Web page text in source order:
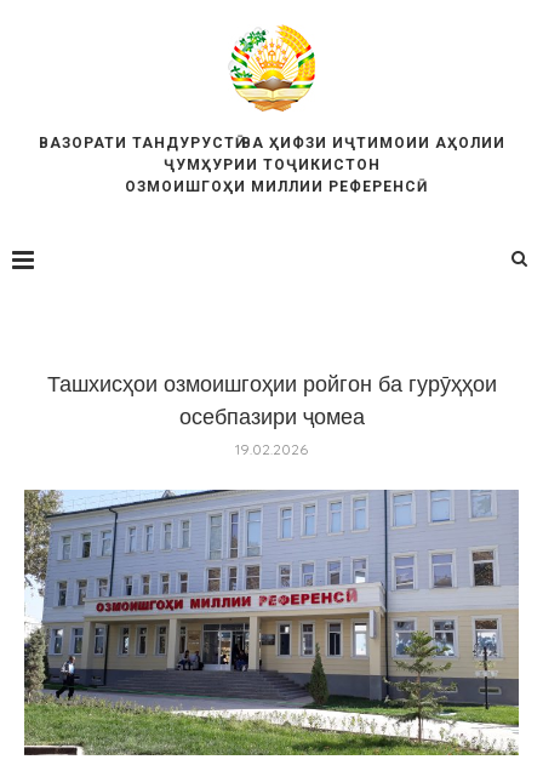
ВАЗОРАТИ ТАНДУРУСТӢ ВА ҲИФЗИ ИҶТИМОИИ АҲОЛИИ
ҶУМҲУРИИ ТОҶИКИСТОН
ОЗМОИШГОҲИ МИЛЛИИ РЕФЕРЕНСӢ
Ташхисҳои озмоишгоҳии ройгон ба гурӯҳҳои
осебпазири ҷомеа
19.02.2026